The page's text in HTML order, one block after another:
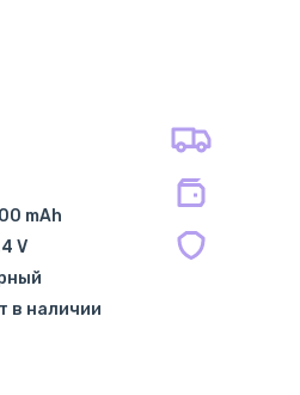
mAh
V
в наличии
курьером
почты